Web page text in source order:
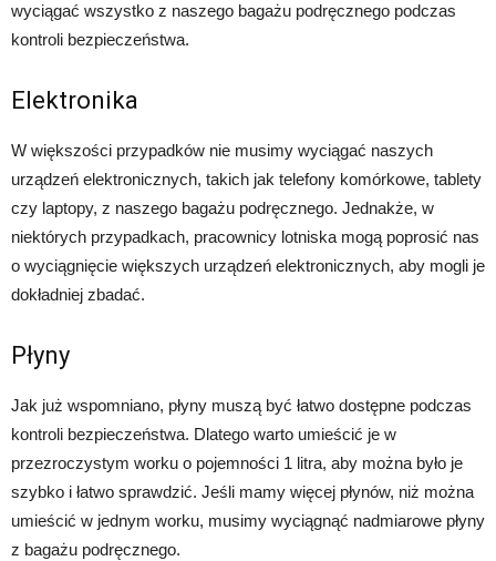
wyciągać wszystko z naszego bagażu podręcznego podczas
kontroli bezpieczeństwa.
Elektronika
W większości przypadków nie musimy wyciągać naszych
urządzeń elektronicznych, takich jak telefony komórkowe, tablety
czy laptopy, z naszego bagażu podręcznego. Jednakże, w
niektórych przypadkach, pracownicy lotniska mogą poprosić nas
o wyciągnięcie większych urządzeń elektronicznych, aby mogli je
dokładniej zbadać.
Płyny
Jak już wspomniano, płyny muszą być łatwo dostępne podczas
kontroli bezpieczeństwa. Dlatego warto umieścić je w
przezroczystym worku o pojemności 1 litra, aby można było je
szybko i łatwo sprawdzić. Jeśli mamy więcej płynów, niż można
umieścić w jednym worku, musimy wyciągnąć nadmiarowe płyny
z bagażu podręcznego.